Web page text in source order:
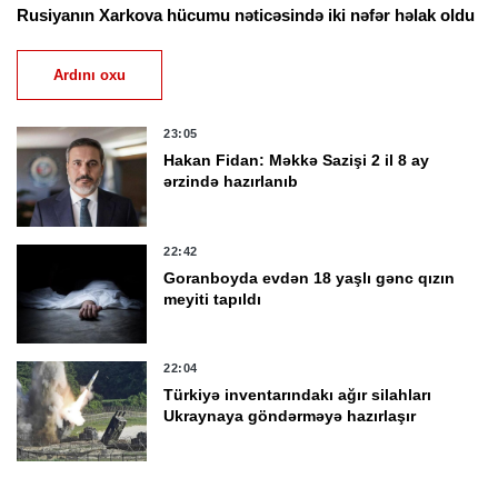
Rusiyanın Xarkova hücumu nəticəsində iki nəfər həlak oldu
Ardını oxu
23:05
Hakan Fidan: Məkkə Sazişi 2 il 8 ay
ərzində hazırlanıb
22:42
Goranboyda evdən 18 yaşlı gənc qızın
meyiti tapıldı
22:04
Türkiyə inventarındakı ağır silahları
Ukraynaya göndərməyə hazırlaşır